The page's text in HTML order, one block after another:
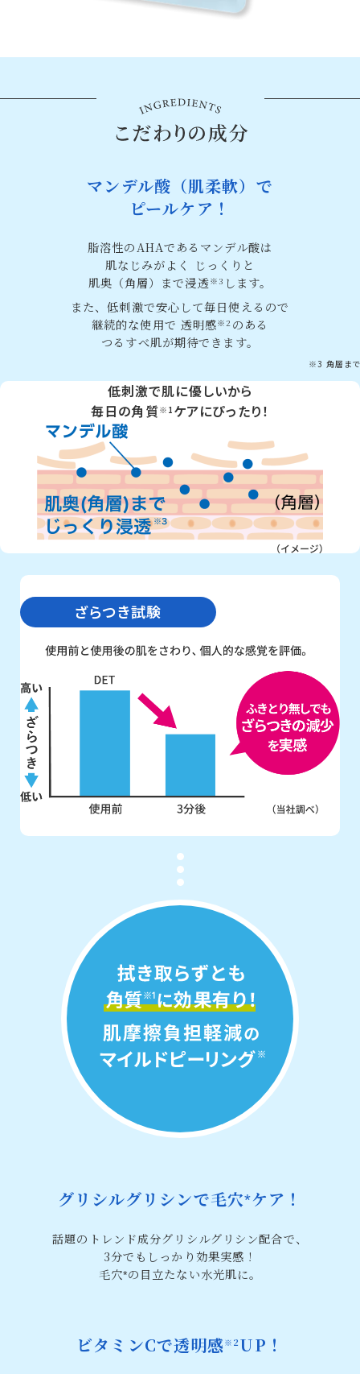
マンデル酸（肌柔軟）で
ピールケア！
脂溶性のAHAであるマンデル酸は
肌なじみがよく
じっくりと
肌奥（角層）まで浸透※3 します。
また、低刺激で安心して毎日使えるので
継続的な使用で 透明感※2 のある
つるすべ肌が期待できます。
※3 角層まで
低刺激で肌に優しいから
毎日の角質※1 ケアにぴったり！
ざらつき試験
グリシルグリシンで毛穴*ケア！
話題のトレンド成分グリシルグリシン配合で、
3分でもしっかり効果実感！
毛穴*の目立たない水光肌に。
ビタミンCで透明感※2UP！